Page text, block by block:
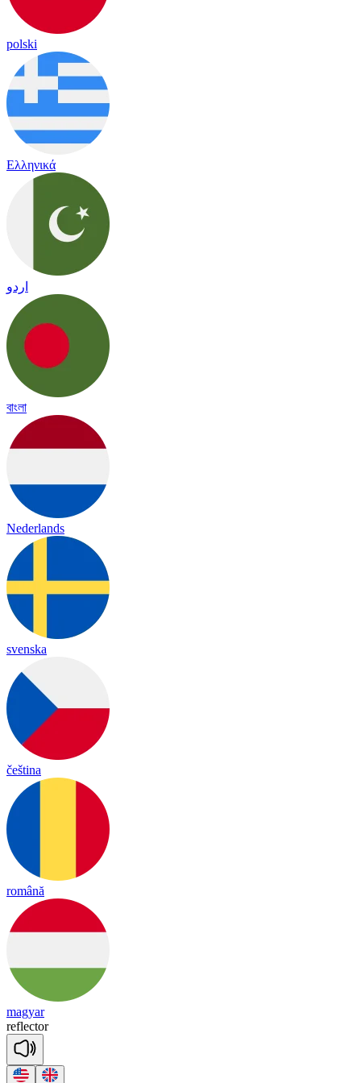
polski
Ελληνικά
اردو
বাংলা
Nederlands
svenska
čeština
română
magyar
reflector